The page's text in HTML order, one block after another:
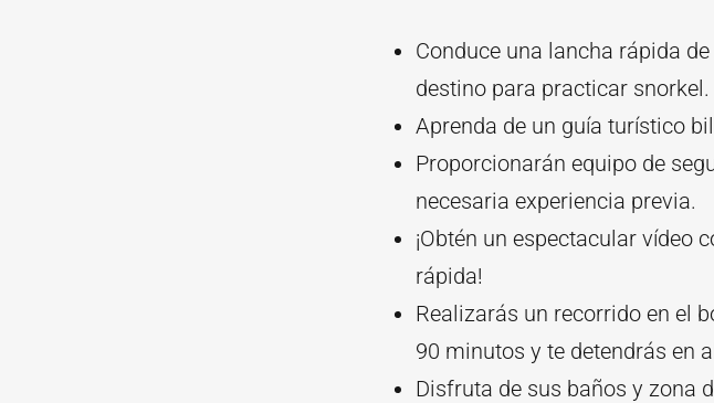
Conduce una lancha rápida
destino para practicar snorkel.
Aprenda de un guía turístico
Proporcionarán equipo de
necesaria experiencia previa.
¡Obtén un espectacular vídeo
rápida!
Realizarás un recorrido en el
90 minutos y te detendrás en
Disfruta de sus baños y zona